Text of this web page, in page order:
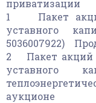
приватизации
1 Пакет
уставного
5036007922)
2 Пакет акций
уставного
аукционе